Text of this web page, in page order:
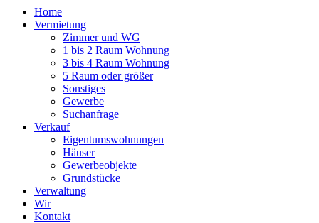
Home
Vermietung
Zimmer und WG
1 bis 2 Raum Wohnung
3 bis 4 Raum Wohnung
5 Raum oder größer
Sonstiges
Gewerbe
Suchanfrage
Verkauf
Eigentumswohnungen
Häuser
Gewerbeobjekte
Grundstücke
Verwaltung
Wir
Kontakt